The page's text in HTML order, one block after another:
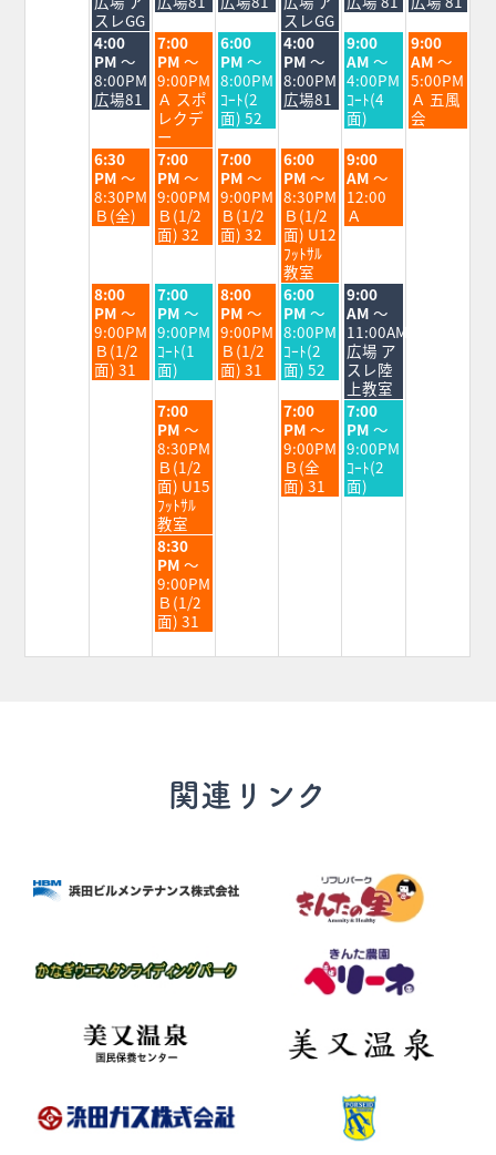
月
1st
2026
スレGG 月
2nd
2026
月
3rd
2026
月
4th
2026
スレGG 月
5th
2026
月
6th
2026
火
曜
日,
9
月
2026
4:00
PM ～
8:00PM
広場81
水
曜
日,
9
月
2nd
2026
7:00
PM ～
9:00PM
Ａ スポ
レクデ
ー
木
曜
日,
9
月
3rd
2026
6:00
PM ～
8:00PM
ｺｰﾄ(2
面) 52
金
曜
日,
9
月
2026
4:00
PM ～
8:00PM
広場81
土
曜
日,
9
月
5th
2026
9:00
AM ～
4:00PM
ｺｰﾄ(4
面)
日
曜
日,
9
月
6th
9:00
AM ～
5:00PM
Ａ 五風
会
火
曜
日,
9
月
6:30
PM ～
8:30PM
Ｂ(全)
水
曜
日,
9
月
2nd
7:00
PM ～
9:00PM
Ｂ(1/2
面) 32
木
曜
日,
9
月
3rd
7:00
PM ～
9:00PM
Ｂ(1/2
面) 32
金
曜
日,
9
月
4th
2026
6:00
PM ～
8:30PM
Ｂ(1/2
面) U12
ﾌｯﾄｻﾙ
教室
土
曜
日,
9
月
9:00
AM ～
12:00
Ａ
火
曜
日,
9
月
1st
8:00
PM ～
9:00PM
Ｂ(1/2
面) 31
水
曜
日,
9
月
2nd
2026
7:00
PM ～
9:00PM
ｺｰﾄ(1
面)
木
曜
日,
9
月
3rd
8:00
PM ～
9:00PM
Ｂ(1/2
面) 31
金
曜
日,
9
月
4th
2026
6:00
PM ～
8:00PM
ｺｰﾄ(2
面) 52
土
曜
日,
9
月
5th
2026
9:00
AM ～
11:00AM
広場 ア
スレ陸
上教室
水
曜
日,
9
月
2nd
2026
7:00
PM ～
8:30PM
Ｂ(1/2
面) U15
ﾌｯﾄｻﾙ
教室
金
曜
日,
9
月
4th
7:00
PM ～
9:00PM
Ｂ(全
面) 31
土
曜
日,
9
月
5th
7:00
PM ～
9:00PM
ｺｰﾄ(2
面)
水
曜
日,
9
月
2nd
2026
8:30
PM ～
9:00PM
Ｂ(1/2
面) 31
関連リンク